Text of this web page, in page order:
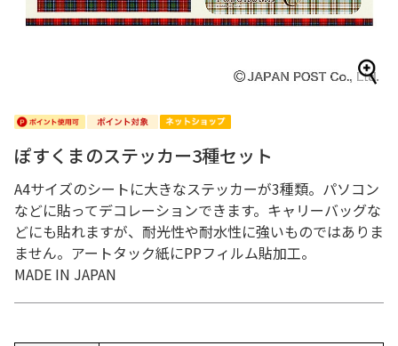
ぽすくまのステッカー3種セット
A4サイズのシートに大きなステッカーが3種類。パソコン
などに貼ってデコレーションできます。キャリーバッグな
どにも貼れますが、耐光性や耐水性に強いものではありま
ません。アートタック紙にPPフィルム貼加工。
MADE IN JAPAN